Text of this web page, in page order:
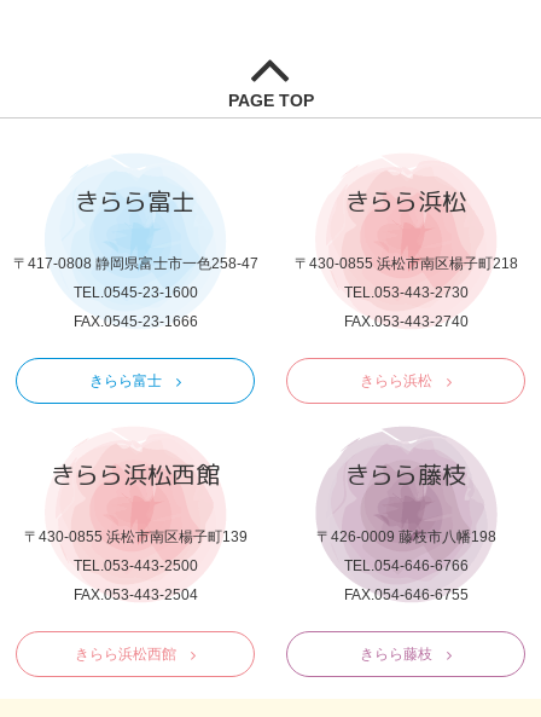
PAGE TOP
きらら富士
〒417-0808 静岡県富士市一色258-47
TEL.0545-23-1600
FAX.0545-23-1666
きらら富士
きらら浜松
〒430-0855 浜松市南区楊子町218
TEL.053-443-2730
FAX.053-443-2740
きらら浜松
きらら浜松西館
〒430-0855 浜松市南区楊子町139
TEL.053-443-2500
FAX.053-443-2504
きらら浜松西館
きらら藤枝
〒426-0009 藤枝市八幡198
TEL.054-646-6766
FAX.054-646-6755
きらら藤枝